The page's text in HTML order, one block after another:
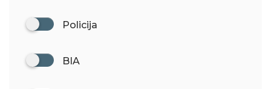
Policija
BIA